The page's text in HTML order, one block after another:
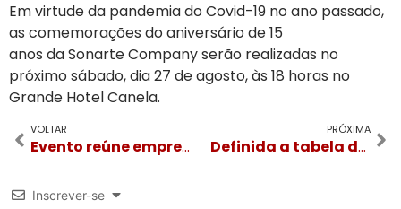
Em virtude da pandemia do Covid-19 no ano passado,
as comemorações do aniversário de 15
anos da Sonarte Company serão realizadas no
próximo sábado, dia 27 de agosto, às 18 horas no
Grande Hotel Canela.
VOLTAR
Evento reúne empreendedores de todo país na próxima semana em Gramado
PRÓXIMA
Definida a tabela dos jogos da 2ª Copa Gramado Laghetto Sub 16
Inscrever-se